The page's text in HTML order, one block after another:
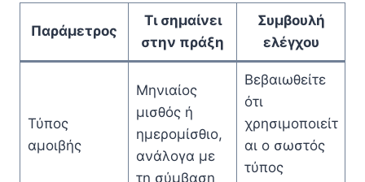
Παράμετρος
Τι σημαίνει
στην πράξη
Συμβουλή
ελέγχου
Τύπος
αμοιβής
Μηνιαίος
μισθός ή
ημερομίσθιο,
ανάλογα με
τη σύμβαση
Βεβαιωθείτε
ότι
χρησιμοποιείτ
αι ο σωστός
τύπος